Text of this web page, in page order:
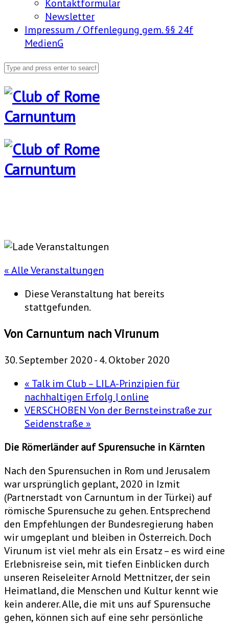
Kontaktformular
Newsletter
Impressum / Offenlegung gem. §§ 24f
MedienG
« Alle Veranstaltungen
Diese Veranstaltung hat bereits
stattgefunden.
Von Carnuntum nach Virunum
30. September 2020-4. Oktober 2020
« Talk im Club – LILA-Prinzipien für
nachhaltigen Erfolg | online
VERSCHOBEN Von der Bernsteinstraße zur
Seidenstraße »
Die Römerländer auf Spurensuche in Kärnten
Nach den Spurensuchen in Rom und Jerusalem
war ursprünglich geplant, 2020 in Izmit
(Partnerstadt von Carnuntum in der Türkei) auf
römische Spurensuche zu gehen. Entsprechend
den Empfehlungen der Bundesregierung haben
wir umgeplant und bleiben in Österreich. Doch
Virunum ist viel mehr als ein Ersatz – es wird eine
Erlebnisreise sein, mit tiefen Einblicken durch
unseren Reiseleiter Arnold Mettnitzer, der sein
Heimatland, die Menschen und Kultur kennt wie
kein anderer. Alle, die mit uns auf Spurensuche
gehen, können sich auf eine sehr persönliche